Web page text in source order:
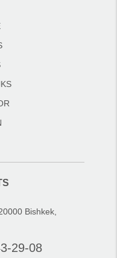
Bishkek,
29-08